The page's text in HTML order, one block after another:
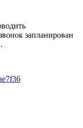
запланирован